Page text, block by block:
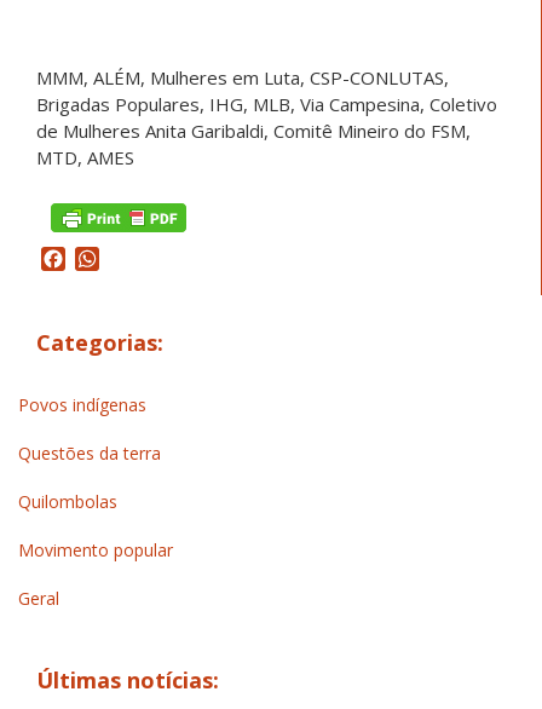
MMM, ALÉM, Mulheres em Luta, CSP-CONLUTAS,
Brigadas Populares, IHG, MLB, Via Campesina, Coletivo
de Mulheres Anita Garibaldi, Comitê Mineiro do FSM,
MTD, AMES
Facebook
Categorias:
Povos indígenas
Questões da terra
Quilombolas
Movimento popular
Geral
Últimas notícias: